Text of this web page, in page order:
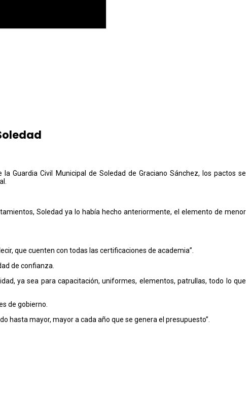
Guardia Civil Municipal de Soledad de Graciano Sánchez, los pactos se
Soledad ya lo había hecho anteriormente, el elemento de menor
que cuenten con todas las certificaciones de academia”.
de confianza.
ya sea para capacitación, uniformes, elementos, patrullas, todo lo que
de gobierno.
hasta mayor, mayor a cada año que se genera el presupuesto”.